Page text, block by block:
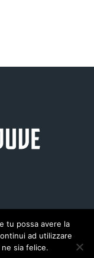
tu possa avere la
ad utilizzare
sia felice.